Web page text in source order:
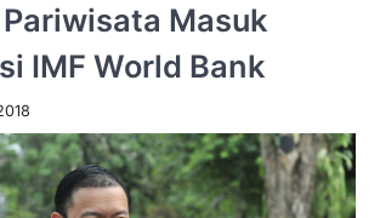
Masuk
IMF World Bank